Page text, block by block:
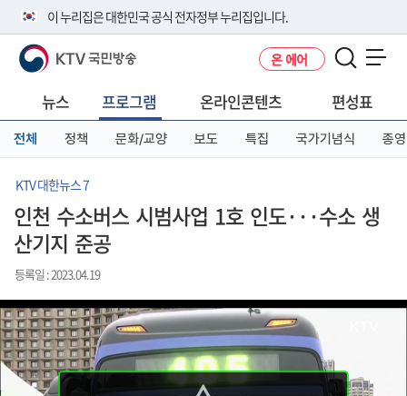
이 누리집은 대한민국 공식 전자정부 누리집입니다.
공식 누리집 주소 확인하기
니다.
이밖에 or.kr 또는 .kr등 다른 도메인 주소를 사용하고 있다면 아래 URL에
서 도메인 주소를 확인해 보세요
KTV 국민방송 온 에어
뉴스 프로그램 온라인콘텐츠 편성표
전체 정책 문화/교양 보도 특집 국가기념식 종영
KTV 대한뉴스 7
인천 수소버스 시범사업 1호 인도···수소 생
산기지 준공
등록일 : 2023.04.19